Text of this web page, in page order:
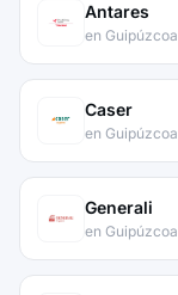
Antares
en Guipúzcoa
Caser
en Guipúzcoa
Generali
en Guipúzcoa